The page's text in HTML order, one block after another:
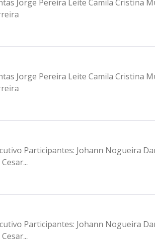
Jorge Pereira Leite Camila Cristina
Jorge Pereira Leite Camila Cristina
Participantes: Johann Nogueira
Participantes: Johann Nogueira